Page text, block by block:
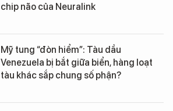
chip não của Neuralink
Mỹ tung “đòn hiểm”: Tàu dầu
Venezuela bị bắt giữa biển, hàng loạt
tàu khác sắp chung số phận?